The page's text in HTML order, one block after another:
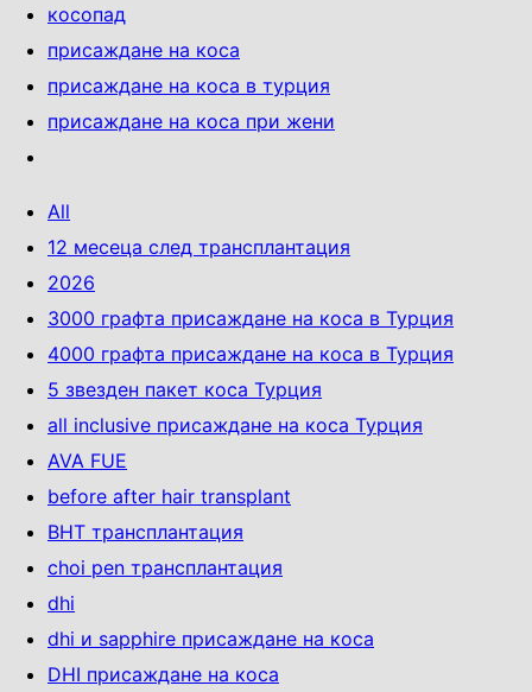
косопад
присаждане на коса
присаждане на коса в турция
присаждане на коса при жени
All
12 месеца след трансплантация
2026
3000 графта присаждане на коса в Турция
4000 графта присаждане на коса в Турция
5 звезден пакет коса Турция
all inclusive присаждане на коса Турция
AVA FUE
before after hair transplant
BHT трансплантация
choi pen трансплантация
dhi
dhi и sapphire присаждане на коса
DHI присаждане на коса